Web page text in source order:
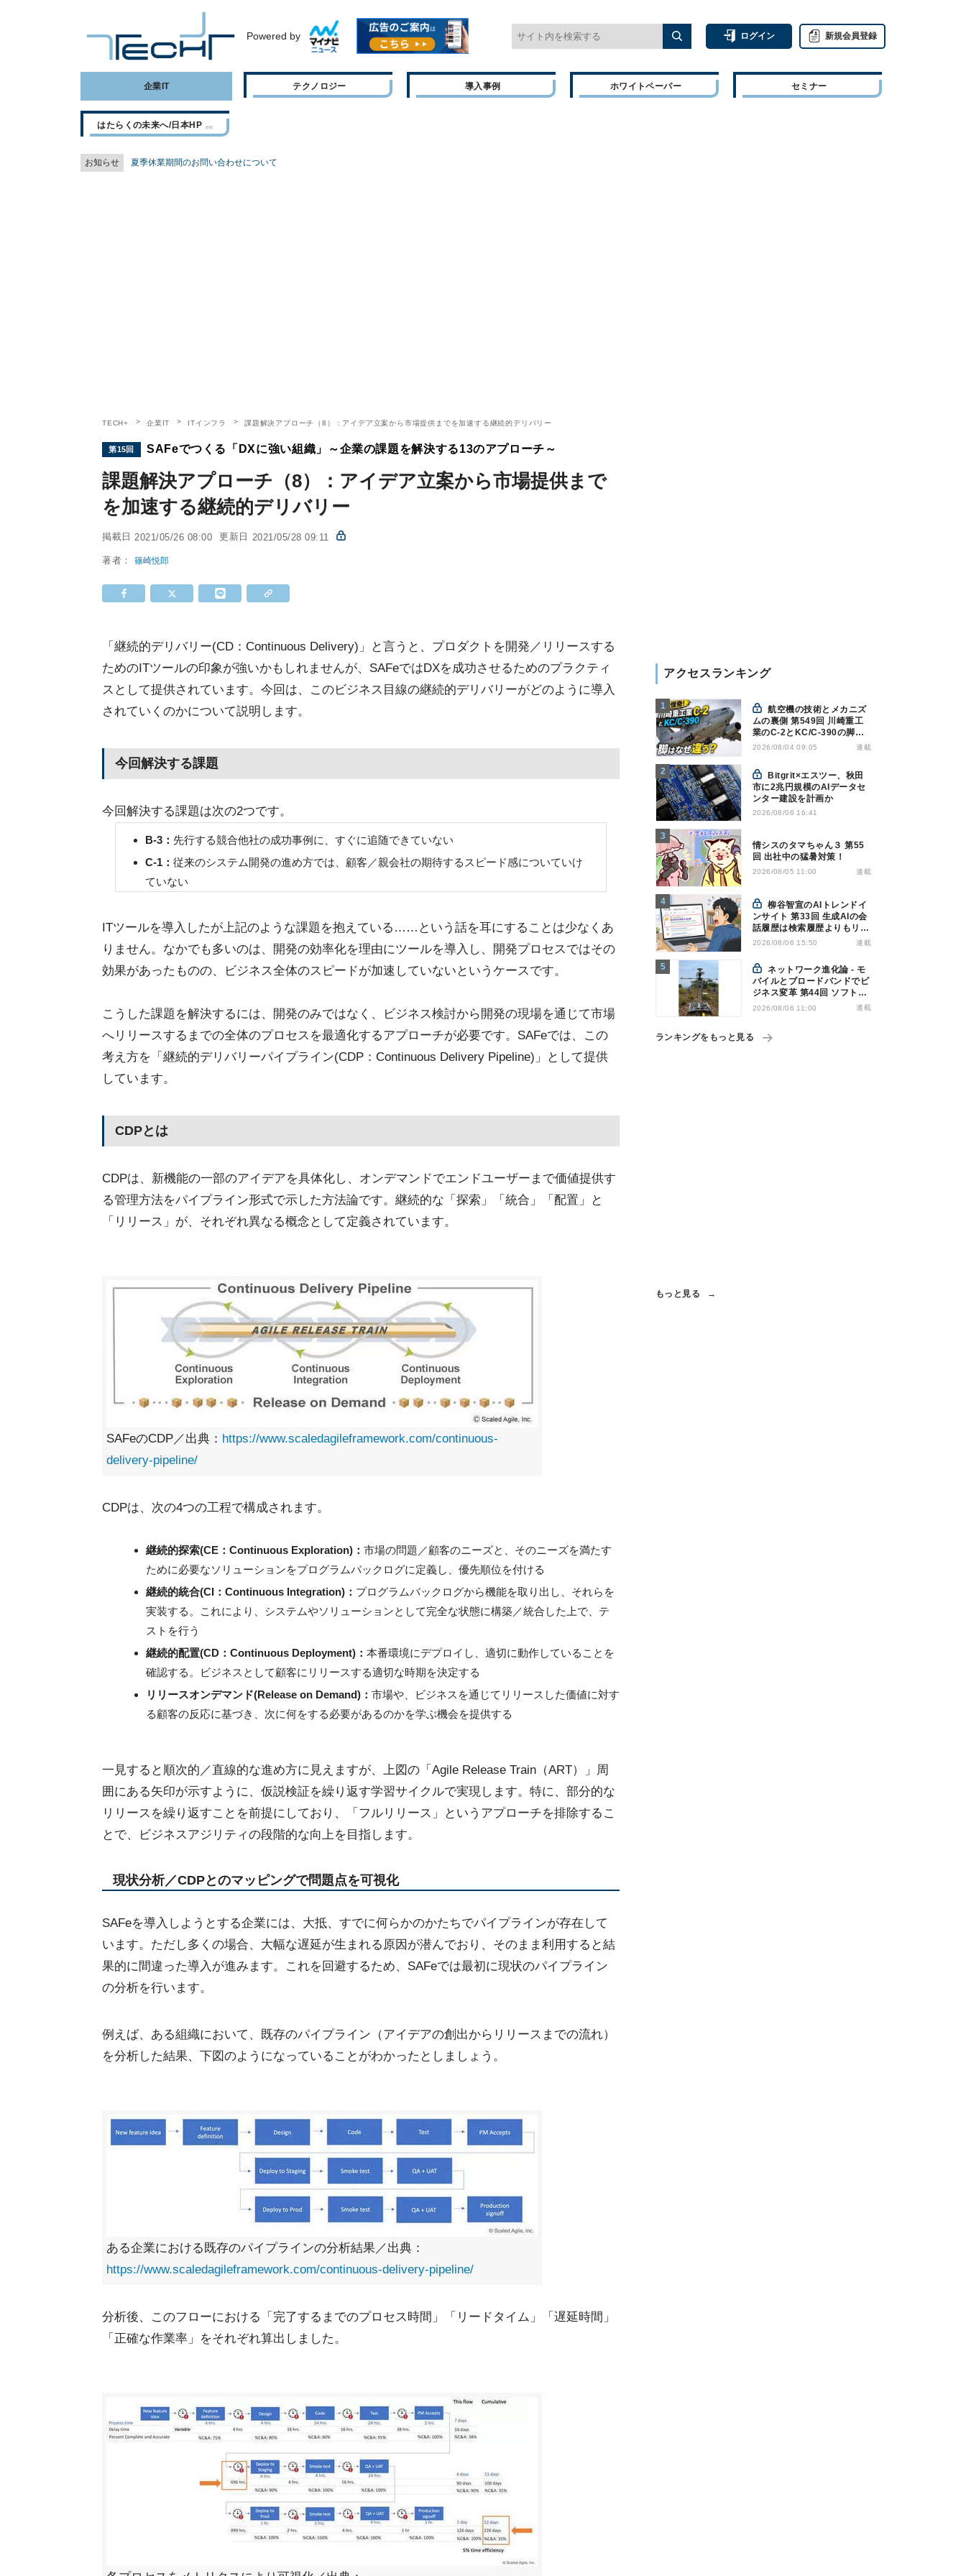
Powered by ログイン 新規会員登録
企業IT テクノロジー 導入事例 ホワイトペーパー セミナー
はたらくの未来へ/日本HP
お知らせ 夏季休業期間のお問い合わせについて
TECH+ 企業IT ITインフラ 課題解決アプローチ（8）：アイデア立案から市場提供までを加速する継続的デリバリー
第15回 SAFeでつくる「DXに強い組織」～企業の課題を解決する13のアプローチ～
課題解決アプローチ（8）：アイデア立案から市場提供まで
を加速する継続的デリバリー
掲載日 2021/05/26 08:00 更新日 2021/05/28 09:11
著者：篠崎悦郎
「継続的デリバリー(CD：Continuous Delivery)」と言うと、プロダクトを開発／リリースする
ためのITツールの印象が強いかもしれませんが、SAFeではDXを成功させるためのプラクティ
スとして提供されています。今回は、このビジネス目線の継続的デリバリーがどのように導入
されていくのかについて説明します。
今回解決する課題
今回解決する課題は次の2つです。
B-3： 先行する競合他社の成功事例に、すぐに追随できていない
C-1：従来のシステム開発の進め方では、顧客／親会社の期待するスピード感についていけ
ていない
ITツールを導入したが上記のような課題を抱えている……という話を耳にすることは少なくあ
りません。なかでも多いのは、開発の効率化を理由にツールを導入し、開発プロセスではその
効果があったものの、ビジネス全体のスピードが加速していないというケースです。
こうした課題を解決するには、開発のみではなく、ビジネス検討から開発の現場を通じて市場
へリリースするまでの全体のプロセスを最適化するアプローチが必要です。SAFeでは、この
考え方を「継続的デリバリーパイプライン(CDP：Continuous Delivery Pipeline)」として提供
しています。
CDPとは
CDPは、新機能の一部のアイデアを具体化し、オンデマンドでエンドユーザーまで価値提供す
る管理方法をパイプライン形式で示した方法論です。継続的な「探索」「統合」「配置」と
「リリース」が、それぞれ異なる概念として定義されています。
SAFeのCDP／出典： https://www.scaledagileframework.com/continuous-
delivery-pipeline/
CDPは、次の4つの工程で構成されます。
継続的探索(CE：Continuous Exploration)： 市場の問題／顧客のニーズと、そのニーズを満たす
ために必要なソリューションをプログラムバックログに定義し、優先順位を付ける
継続的統合(CI：Continuous Integration)： プログラムバックログから機能を取り出し、それらを
実装する。これにより、システムやソリューションとして完全な状態に構築／統合した上で、テ
ストを行う
継続的配置(CD：Continuous Deployment)： 本番環境にデプロイし、適切に動作していることを
確認する。ビジネスとして顧客にリリースする適切な時期を決定する
リリースオンデマンド(Release on Demand)： 市場や、ビジネスを通じてリリースした価値に対す
る顧客の反応に基づき、次に何をする必要があるのかを学ぶ機会を提供する
一見すると順次的／直線的な進め方に見えますが、上図の「Agile Release Train（ART）」周
囲にある矢印が示すように、仮説検証を繰り返す学習サイクルで実現します。特に、部分的な
リリースを繰り返すことを前提にしており、「フルリリース」というアプローチを排除するこ
とで、ビジネスアジリティの段階的な向上を目指します。
現状分析／CDPとのマッピングで問題点を可視化
SAFeを導入しようとする企業には、大抵、すでに何らかのかたちでパイプラインが存在して
います。ただし多くの場合、大幅な遅延が生まれる原因が潜んでおり、そのまま利用すると結
果的に間違った導入が進みます。これを回避するため、SAFeでは最初に現状のパイプライン
の分析を行います。
例えば、ある組織において、既存のパイプライン（アイデアの創出からリリースまでの流れ）
を分析した結果、下図のようになっていることがわかったとしましょう。
ある企業における既存のパイプラインの分析結果／出典：
https://www.scaledagileframework.com/continuous-delivery-pipeline/
分析後、このフローにおける「完了するまでのプロセス時間」「リードタイム」「遅延時間」
「正確な作業率」をそれぞれ算出しました。
アクセスランキング
航空機の技術とメカニズ
ムの裏側 第549回 川崎重工
業のC-2とKC/C-390の脚は
なぜ違う? - 降着装置は複雑
2026/08/04 09:05 連載
市に2兆円規模のAIデータセ
ンター建設を計画か
2026/08/06 16:41
情シスのタマちゃん３ 第55
回 出社中の猛暑対策！
2026/08/05 11:00 連載
柳谷智宣のAIトレンドイ
ンサイト 第33回 生成AIの会
話履歴は検索履歴よりもリス
キー？今のうちに情報漏洩対
2026/08/06 15:50 連載
ネットワーク進化論 - モ
バイルとブロードバンドでビ
ジネス変革 第44回 ソフトバ
ンクが「HAPS」のプレ商用
2026/08/06 11:00 連載
ランキングをもっと見る
もっと見る